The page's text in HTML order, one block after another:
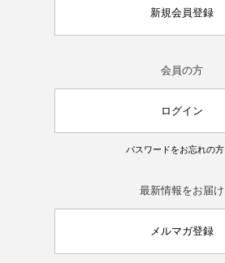
新規会員登録
会員の方
ログイン
パスワードをお忘れの方
最新情報をお届け
メルマガ登録